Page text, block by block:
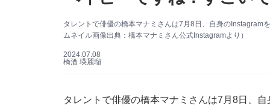
タレントで俳優の橋本マナミさんは7月8日、自身のInstagram
ムネイル画像出典：橋本マナミさん公式Instagramより）
2024.07.08
橋酒 瑛麗瑠
タレントで俳優の橋本マナミさんは7月8日、